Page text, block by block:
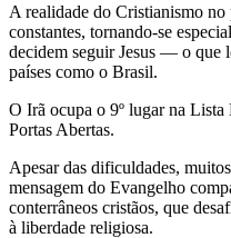
A realidade do Cristianismo no
constantes, tornando-se
decidem seguir Jesus — o que
países como o Brasil.
O Irã ocupa o 9º lugar na
Portas Abertas.
Apesar das dificuldades,
mensagem do Evangelho
conterrâneos cristãos, que
à liberdade religiosa.